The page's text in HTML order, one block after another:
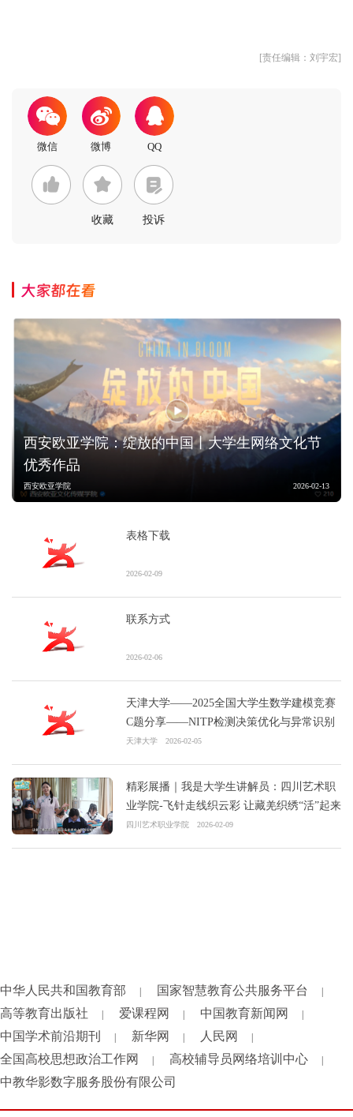
[责任编辑：刘宇宏]
收藏 投诉
大家都在看
西安欧亚学院：绽放的中国丨大学生网络文化节
优秀作品
西安欧亚学院 2026-02-13
表格下载
2026-02-09
联系方式
2026-02-06
天津大学——2025全国大学生数学建模竞赛
C题分享——NITP检测决策优化与异常识别
天津大学 2026-02-05
精彩展播｜我是大学生讲解员：四川艺术职
业学院-飞针走线织云彩 让藏羌织绣“活”起来
四川艺术职业学院 2026-02-09
中华人民共和国教育部 国家智慧教育公共服务平台
高等教育出版社 爱课程网 中国教育新闻网
中国学术前沿期刊 新华网 人民网
全国高校思想政治工作网 高校辅导员网络培训中心
中教华影数字服务股份有限公司